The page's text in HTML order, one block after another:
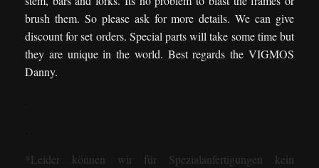
brush them. So please ask for more details. We can give
discount for set orders. Special parts will take some time but
they are unique in the world. Best regards the VIGMOS
Danny.
*Leider können wir für Spezialanfertigungen kein